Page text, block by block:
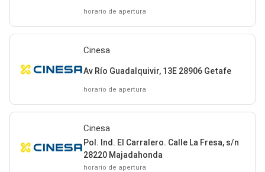
horario de apertura
Cinesa
Av Río Guadalquivir, 13E 28906 Getafe
horario de apertura
Cinesa
Pol. Ind. El Carralero. Calle La Fresa, s/n
28220 Majadahonda
horario de apertura